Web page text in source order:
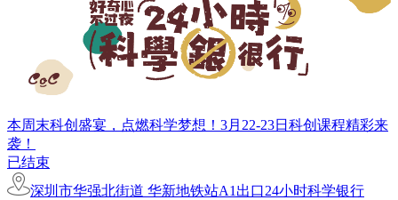
本周末科创盛宴，点燃科学梦想！3月22-23日科创课程精彩来
袭！
已结束
深圳市华强北街道 华新地铁站A1出口24小时科学银行